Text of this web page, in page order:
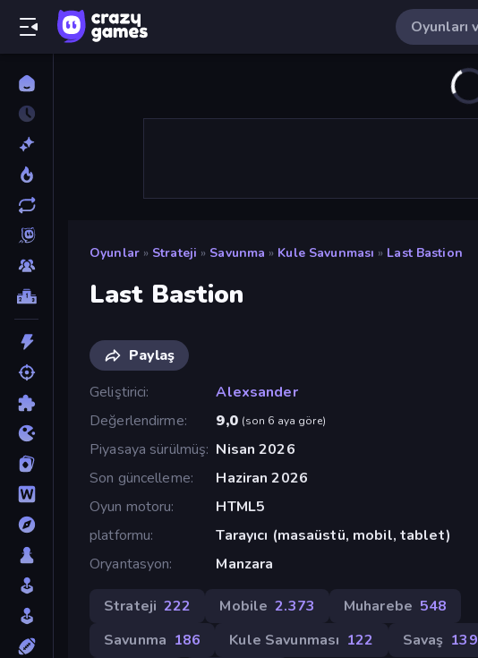
Oyunlar » Strateji » Savunma » Kule Savunması » Last Bastion
Last Bastion
Paylaş
Geliştirici
Alexsander
Değerlendirme
9,0 (son 6 aya göre)
Piyasaya sürülmüş Nisan 2026
Son güncelleme
Haziran 2026
Oyun motoru
HTML5
platformu
Tarayıcı (masaüstü, mobil, tablet)
Oryantasyon
Manzara
Strateji 222 Mobile 2.373 Muharebe 548
Savunma 186 Kule Savunması 122 Savaş 139